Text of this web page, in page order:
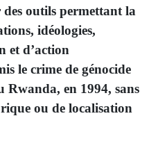
des outils permettant la
idéologies,
et d’action
le crime de génocide
Rwanda, en 1994, sans
ou de localisation